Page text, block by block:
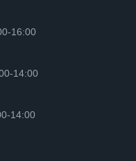
16:00
14:00
14:00